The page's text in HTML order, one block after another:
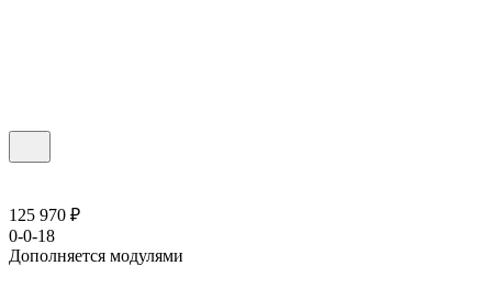
125 970 ₽
0-0-18
Дополняется модулями